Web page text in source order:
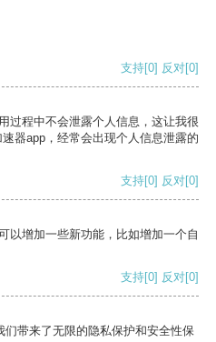
支持[0] 反对[0]
过程中不会泄露个人信息，这让我很
器app，经常会出现个人信息泄露的
支持[0] 反对[0]
以增加一些新功能，比如增加一个自
支持[0] 反对[0]
带来了无限的隐私保护和安全性保